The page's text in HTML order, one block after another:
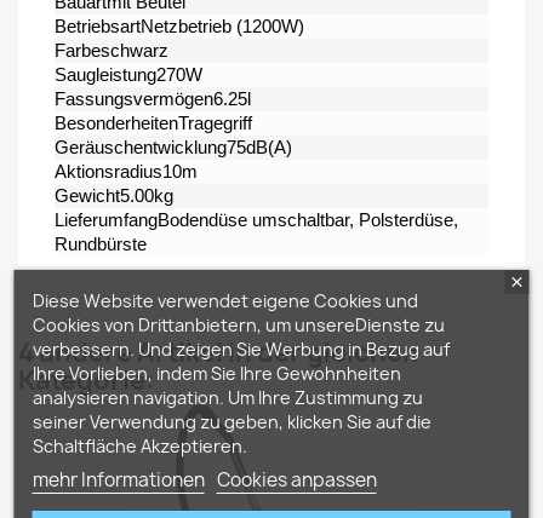
BetriebsartNetzbetrieb (1200W)
Farbeschwarz
Saugleistung270W
Fassungsvermögen6.25l
BesonderheitenTragegriff
Geräuschentwicklung75dB(A)
Aktionsradius10m
Gewicht5.00kg
LieferumfangBodendüse umschaltbar, Polsterdüse,
Rundbürste
4 andere Artikel in der gleichen
Kategorie:
Diese Website verwendet eigene Cookies und
Cookies von Drittanbietern, um unsereDienste zu
verbessern. Und zeigen Sie Werbung in Bezug auf
Ihre Vorlieben, indem Sie Ihre Gewohnheiten
analysieren navigation. Um Ihre Zustimmung zu
seiner Verwendung zu geben, klicken Sie auf die
Schaltfläche Akzeptieren.
mehr Informationen Cookies anpassen